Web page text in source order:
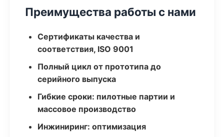
Преимущества работы с нами
Сертификаты качества и
соответствия, ISO 9001
Полный цикл от прототипа до
серийного выпуска
Гибкие сроки: пилотные партии и
массовое производство
Инжиниринг: оптимизация